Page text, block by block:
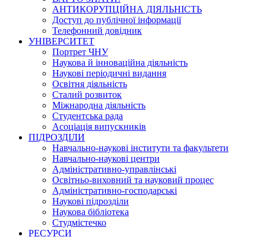
АНТИКОРУПЦІЙНА ДІЯЛЬНІСТЬ
Доступ до публічної інформації
Телефонний довідник
УНІВЕРСИТЕТ
Портрет ЧНУ
Наукова й інноваційна діяльність
Наукові періодичні видання
Освітня діяльність
Сталий розвиток
Міжнародна діяльність
Студентська рада
Асоціація випускників
ПІДРОЗДІЛИ
Навчально-наукові інститути та факультети
Навчально-наукові центри
Адміністративно-управлінські
Освітньо-виховний та науковий процес
Адміністративно-господарські
Наукові підрозділи
Наукова бібліотека
Студмістечко
РЕСУРСИ